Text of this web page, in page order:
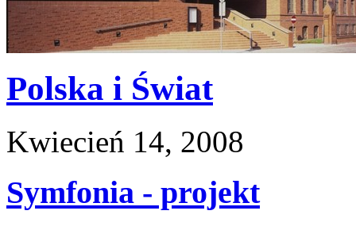
Polska i Świat
Kwiecień 14, 2008
Symfonia - projekt